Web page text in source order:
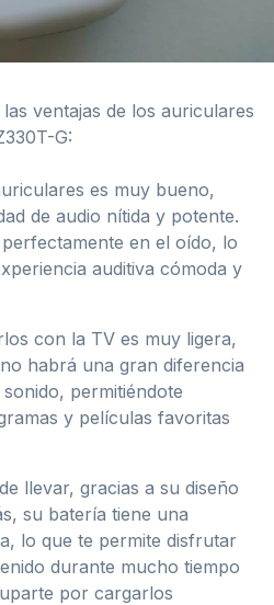
ventajas de los auriculares
G:
es muy bueno,
de audio nítida y potente.
en el oído, lo
auditiva cómoda y
con la TV es muy ligera,
habrá una gran diferencia
permitiéndote
y películas favoritas
llevar, gracias a su diseño
su batería tiene una
lo que te permite disfrutar
durante mucho tiempo
por cargarlos